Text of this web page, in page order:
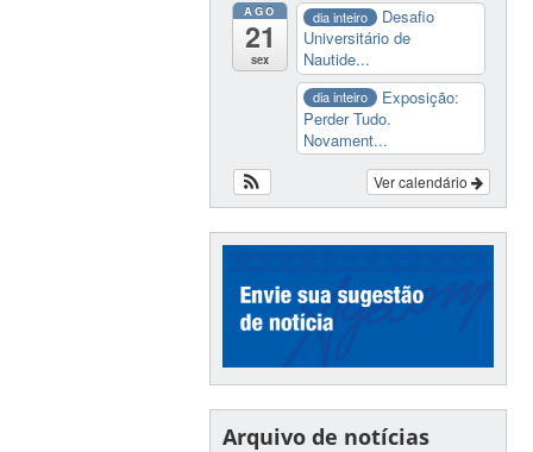
AGO
21
sex
dia inteiro
Desafio
Universitário de
Nautide...
dia inteiro
Exposição:
Perder Tudo.
Novament...
Ver calendário
Arquivo de notícias